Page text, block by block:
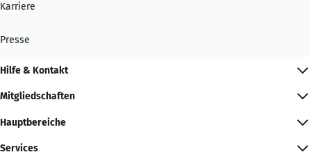
Karriere
Presse
Hilfe & Kontakt
Mitgliedschaften
Hauptbereiche
Services